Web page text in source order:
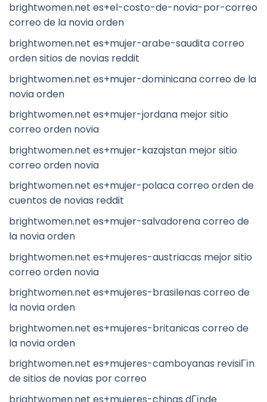
brightwomen.net es+el-costo-de-novia-por-correo
correo de la novia orden
brightwomen.net es+mujer-arabe-saudita correo
orden sitios de novias reddit
brightwomen.net es+mujer-dominicana correo de la
novia orden
brightwomen.net es+mujer-jordana mejor sitio
correo orden novia
brightwomen.net es+mujer-kazajstan mejor sitio
correo orden novia
brightwomen.net es+mujer-polaca correo orden de
cuentos de novias reddit
brightwomen.net es+mujer-salvadorena correo de
la novia orden
brightwomen.net es+mujeres-austriacas mejor sitio
correo orden novia
brightwomen.net es+mujeres-brasilenas correo de
la novia orden
brightwomen.net es+mujeres-britanicas correo de
la novia orden
brightwomen.net es+mujeres-camboyanas revisiГіn
de sitios de novias por correo